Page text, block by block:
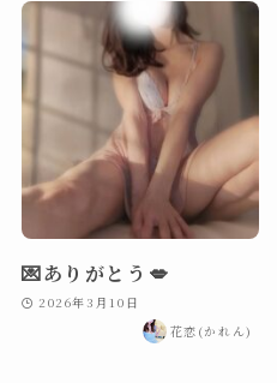
💌ありがとう💋
2026年3月10日
花恋(かれん)